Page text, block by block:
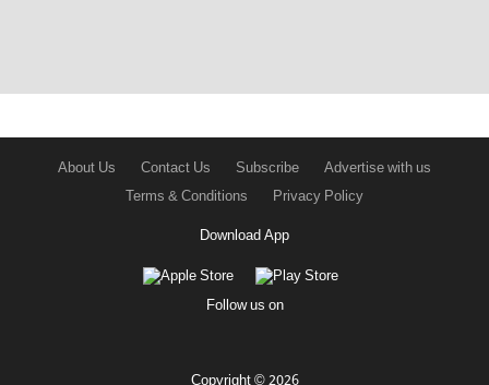
About Us Contact Us Subscribe
Advertise with us
Terms & Conditions
Privacy Policy
Download App
Follow us on
Copyright © 2026